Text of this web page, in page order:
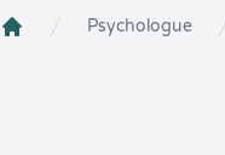
Psychologue